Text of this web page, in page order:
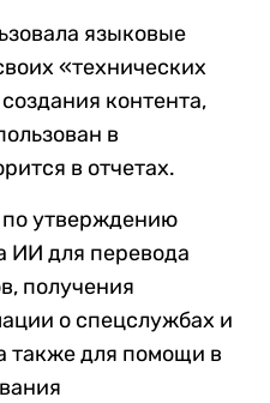
языковые
«технических
контента,
в
в отчетах.
по утверждению
ИИ для перевода
получения
о спецслужбах и
также для помощи в